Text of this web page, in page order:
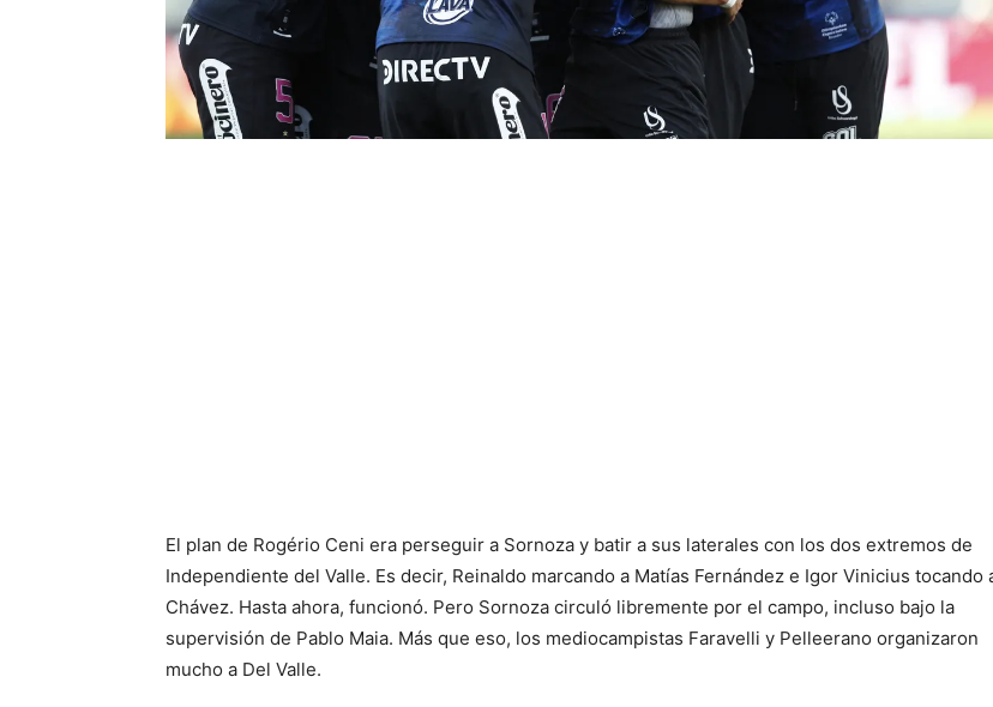
El plan de Rogério Ceni era perseguir a Sornoza y batir a sus laterales con los dos extremos de
Independiente del Valle. Es decir, Reinaldo marcando a Matías Fernández e Igor Vinicius tocando
Chávez. Hasta ahora, funcionó. Pero Sornoza circuló libremente por el campo, incluso bajo la
supervisión de Pablo Maia. Más que eso, los mediocampistas Faravelli y Pelleerano organizaron
mucho a Del Valle.